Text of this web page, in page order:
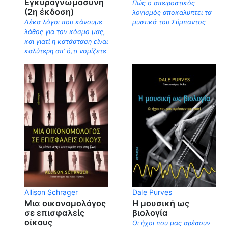
Εγκυρογνωμοσύνη
(2η έκδοση)
Δέκα λόγοι που κάνουμε
λάθος για τον κόσμο μας,
και γιατί η κατάσταση είναι
καλύτερη απ’ ό,τι νομίζετε
Πώς ο απειροστικός
λογισμός αποκαλύπτει τα
μυστικά του Σύμπαντος
Allison Schrager
Μια οικονομολόγος
σε επισφαλείς
οίκους
Dale Purves
Η μουσική ως
βιολογία
Οι ήχοι που μας αρέσουν